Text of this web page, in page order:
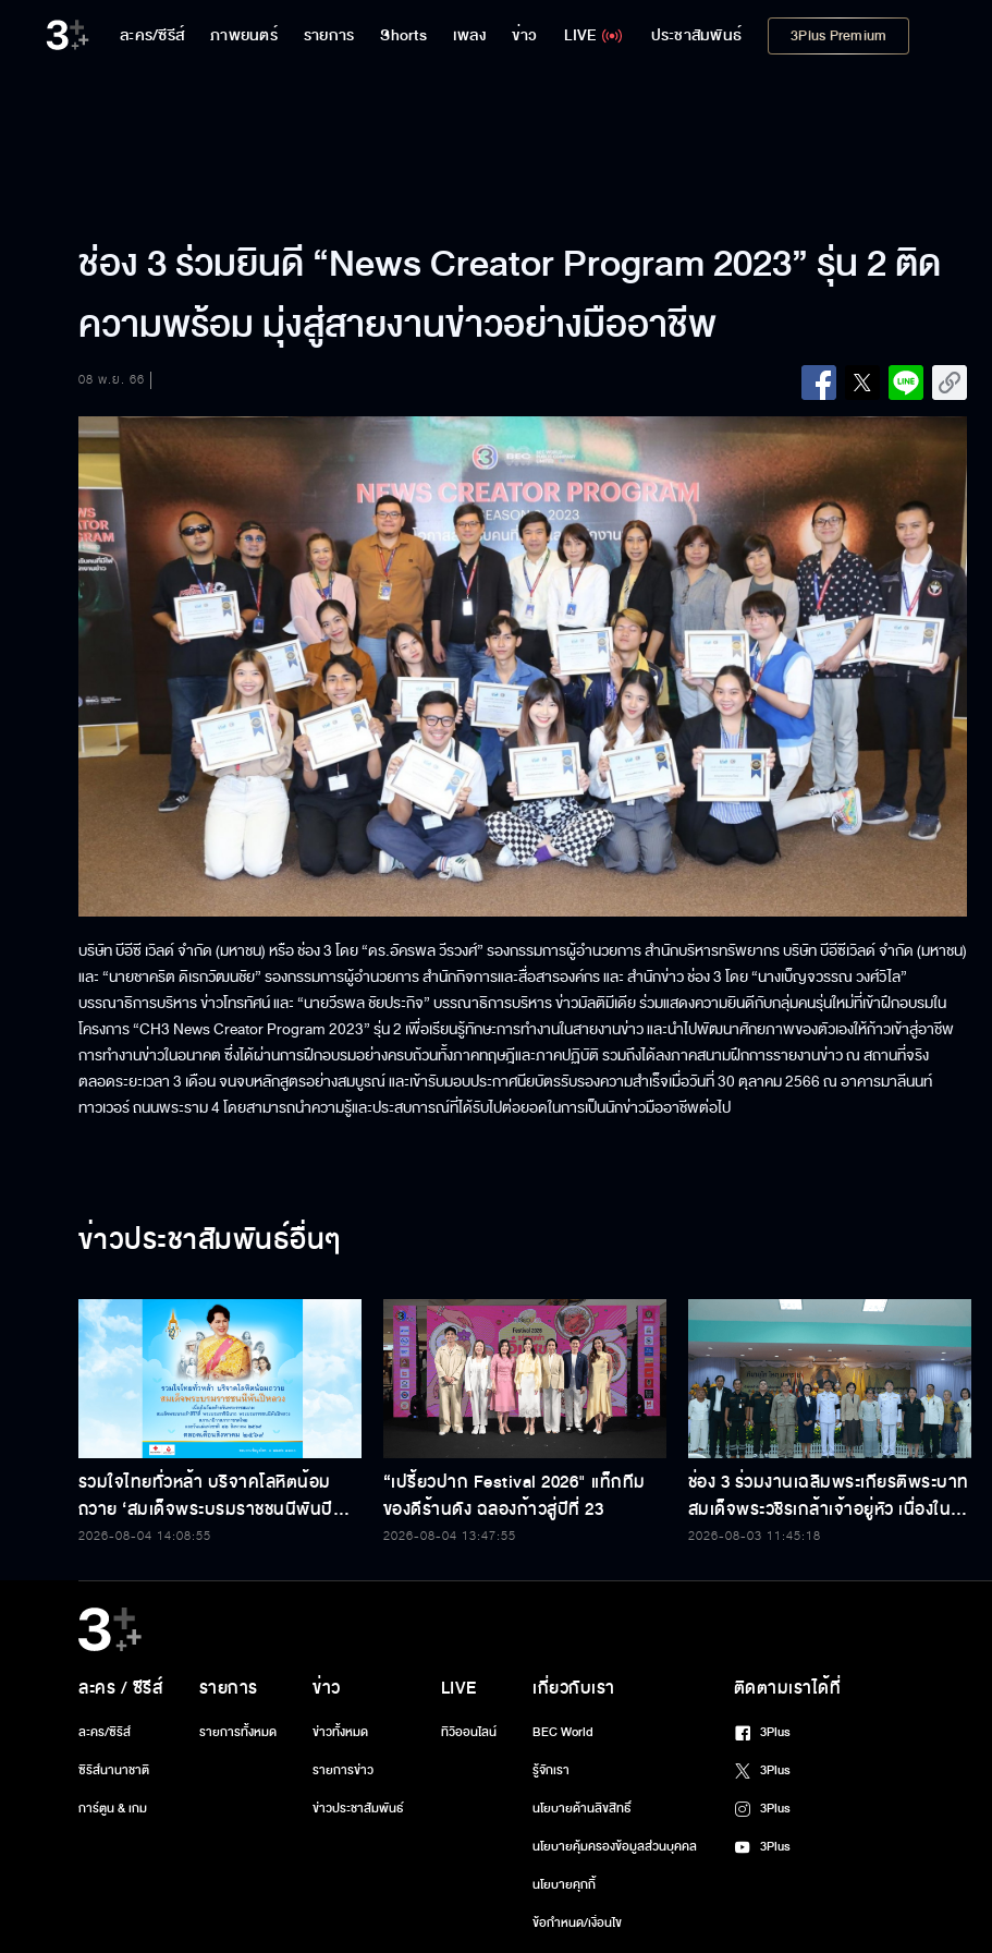
ละคร/ซีรีส์ ภาพยนตร์ รายการ Shorts เพลง ข่าว LIVE ประชาสัมพันธ์ 3Plus Premium
ช่อง 3 ร่วมยินดี “News Creator Program 2023” รุ่น 2 ติด
ความพร้อม มุ่งสู่สายงานข่าวอย่างมืออาชีพ
08 พ.ย. 66
บริษัท บีอีซี เวิลด์ จำกัด (มหาชน) หรือ ช่อง 3 โดย “ดร.อัครพล วีรวงศ์” รองกรรมการผู้อำนวยการ สำนักบริหารทรัพยากร บริษัท บีอีซีเวิลด์ จำกัด (มหาชน)
และ “นายชาคริต ดิเรกวัฒนชัย” รองกรรมการผู้อำนวยการ สำนักกิจการและสื่อสารองค์กร และ สำนักข่าว ช่อง 3 โดย “นางเบ็ญจวรรณ วงศ์วิไล”
บรรณาธิการบริหาร ข่าวโทรทัศน์ และ “นายวีรพล ชัยประกิจ” บรรณาธิการบริหาร ข่าวมัลติมีเดีย ร่วมแสดงความยินดีกับกลุ่มคนรุ่นใหม่ที่เข้าฝึกอบรมใน
โครงการ “CH3 News Creator Program 2023” รุ่น 2 เพื่อเรียนรู้ทักษะการทำงานในสายงานข่าว และนำไปพัฒนาศักยภาพของตัวเองให้ก้าวเข้าสู่อาชีพ
การทำงานข่าวในอนาคต ซึ่งได้ผ่านการฝึกอบรมอย่างครบถ้วนทั้งภาคทฤษฎีและภาคปฏิบัติ รวมถึงได้ลงภาคสนามฝึกการรายงานข่าว ณ สถานที่จริง
ตลอดระยะเวลา 3 เดือน จนจบหลักสูตรอย่างสมบูรณ์ และเข้ารับมอบประกาศนียบัตรรับรองความสำเร็จเมื่อวันที่ 30 ตุลาคม 2566 ณ อาคารมาลีนนท์
ทาวเวอร์ ถนนพระราม 4 โดยสามารถนำความรู้และประสบการณ์ที่ได้รับไปต่อยอดในการเป็นนักข่าวมืออาชีพต่อไป
ข่าวประชาสัมพันธ์อื่นๆ
รวมใจไทยทั่วหล้า บริจาคโลหิตน้อม
ถวาย ‘สมเด็จพระบรมราชชนนีพันปี
หลวง’ พร้อมรับตราไปรษณียากรที่
2026-08-04 14:08:55
“เปรี้ยวปาก Festival 2026" แท็กทีม
ของดีร้านดัง ฉลองก้าวสู่ปีที่ 23
2026-08-04 13:47:55
ช่อง 3 ร่วมงานเฉลิมพระเกียรติพระบาท
สมเด็จพระวชิรเกล้าเจ้าอยู่หัว เนื่องใน
โอกาสวันเฉลิมพระชนมพรรษา 74
2026-08-03 11:45:18
ละคร / ซีรีส์
ละคร/ซีรีส์
ซีรีส์นานาชาติ
การ์ตูน & เกม
รายการ
รายการทั้งหมด
ข่าว
ข่าวทั้งหมด
รายการข่าว
ข่าวประชาสัมพันธ์
LIVE
ทีวีออนไลน์
เกี่ยวกับเรา
BEC World
รู้จักเรา
นโยบายด้านลิขสิทธิ์
นโยบายคุ้มครองข้อมูลส่วนบุคคล
นโยบายคุกกี้
ข้อกำหนด/เงื่อนไข
ติดตามเราได้ที่
3Plus
3Plus
3Plus
3Plus